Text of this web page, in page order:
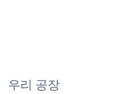
우리 공장